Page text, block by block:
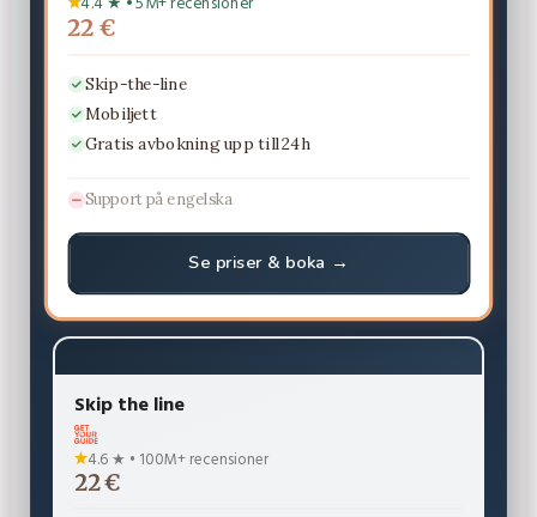
22 €
Skip-the-line
Mobiljett
Gratis avbokning upp till 24h
Support på engelska
Se priser & boka →
Skip the line
4.6 ★ • 100M+ recensioner
22 €